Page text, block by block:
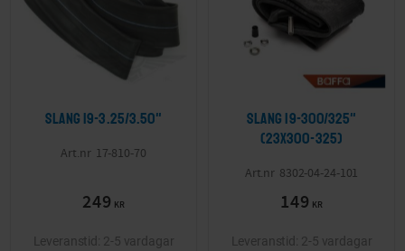
Slang 19-3.25/3.50"
17-810-70
249 KR
2-5 vardagar
Slang 19-300/325"
(23x300-325)
8302-04-24-101
149 KR
2-5 vardagar